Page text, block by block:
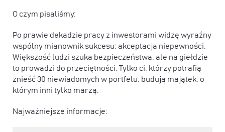
O czym pisaliśmy:
Po prawie dekadzie pracy z inwestorami widzę wyraźny
wspólny mianownik sukcesu: akceptacja niepewności.
Większość ludzi szuka bezpieczeństwa, ale na giełdzie
to prowadzi do przeciętności. Tylko ci, którzy potrafią
znieść 30 niewiadomych w portfelu, budują majątek, o
którym inni tylko marzą.
Najważniejsze informacje: